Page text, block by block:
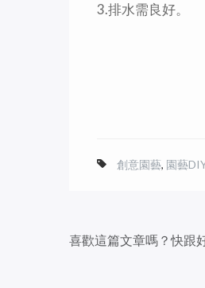
3.排水需良好。
創意園藝, 園藝
喜歡這篇文章嗎？快跟